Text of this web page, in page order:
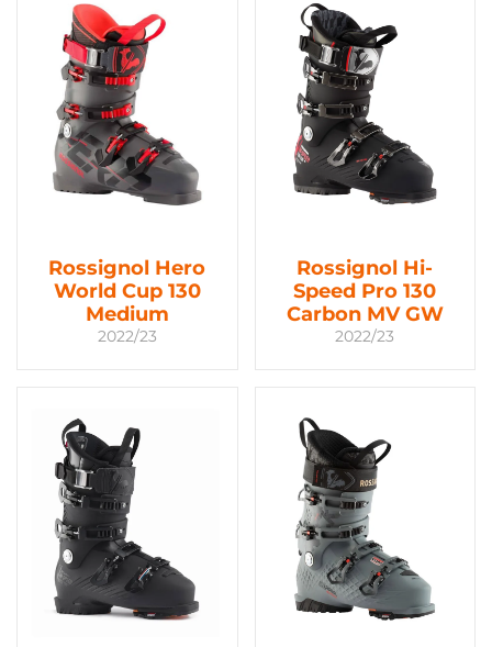
Rossignol Hero
World Cup 130
Medium
2022/23
Rossignol Hi-
Speed Pro 130
Carbon MV GW
2022/23